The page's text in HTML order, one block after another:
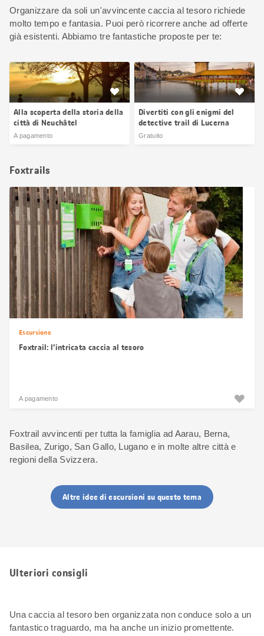
Organizzare da soli un'avvincente caccia al tesoro richiede
molto tempo e fantasia. Puoi però ricorrere anche ad offerte
già esistenti. Abbiamo tre fantastiche proposte per te:
Alla scoperta della storia della
città di Neuchâtel
A pagamento
Divertiti con gli enigmi del
detective trail di Lucerna
Gratuito
Foxtrails
Escursione
Foxtrail: l’intricata caccia al tesoro
A pagamento
Foxtrail avvincenti per tutta la famiglia ad Aarau, Berna,
Basilea, Zurigo, San Gallo, Lugano e in molte altre città e
regioni della Svizzera.
Altre idee di escursioni su questo tema
Ulteriori consigli
Una caccia al tesoro ben organizzata non conduce solo a un
fantastico traguardo, ma ha anche un inizio promettente.